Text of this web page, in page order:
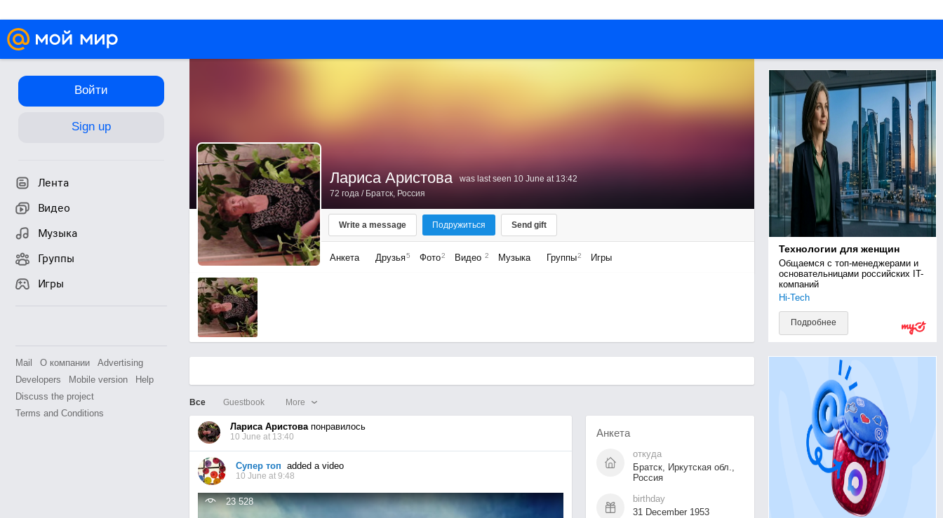
Войти
Sign up
Лента
Видео
Музыка
Группы
Игры
Mail О компании
Advertising
Developers
Mobile version
Help
Discuss the project
Terms and Conditions
Лариса Аристова
was last seen 10 June at 13:42
72 года/ Братск, Россия
Write a message Подружиться Send gift
Анкета Друзья5 Фото2 Видео 2 Музыка Группы2 Игры
Все Guestbook More
Лариса Аристовапонравилось
10 June at 13:40
Супер топ added a video
10 June at 9:48
23 528
Анкета
откуда
Братск, Иркутская обл.,
Россия
birthday
31 December 1953
Технологии для женщин
Общаемся с топ-менеджерами и
основательницами российских IT-
компаний
Hi-Tech
Подробнее